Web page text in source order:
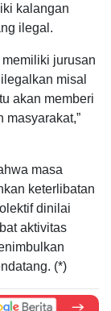
kalangan
ilegal.
jurusan
misal
akan memberi
masyarakat,”
masa
keterlibatan
dinilai
aktivitas
(*)